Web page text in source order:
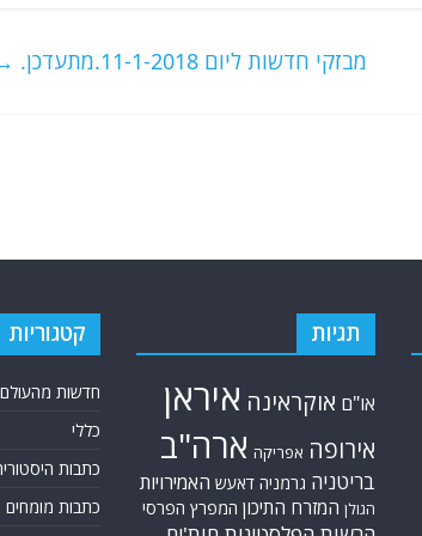
מבזקי חדשות ליום 11-1-2018.מתעדכן.
תגיות
או"ם אוקראינה איראן
אירופה אפריקה ארה"ב
בריטניה גרמניה דאעש האמירויות
הגולן המזרח התיכון המפרץ הפרסי
קטגוריות
חדשות מהעולם
כללי
כתבות
כתבות מומחים